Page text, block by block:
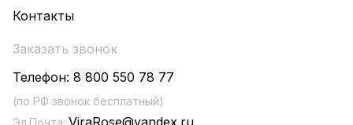
Контакты
Заказать звонок
Телефон: 8 800 550 78 77
(по РФ звонок бесплатный)
Эл.Почта: